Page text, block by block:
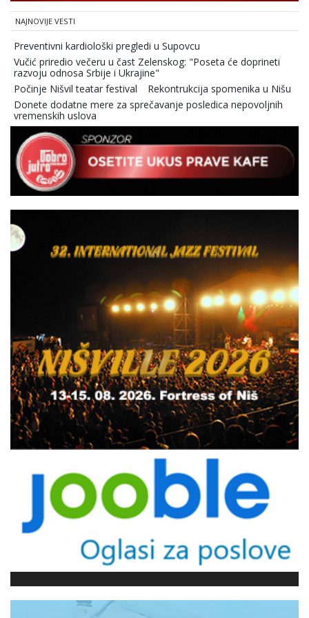
NAJNOVIJE VESTI
Preventivni kardiološki pregledi u Supovcu
Vučić priredio večeru u čast Zelenskog: "Poseta će doprineti
razvoju odnosa Srbije i Ukrajine"
Počinje Nišvil teatar festival
Rekontrukcija spomenika u Nišu
Donete dodatne mere za sprečavanje posledica nepovoljnih
vremenskih uslova